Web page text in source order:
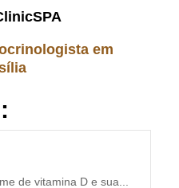
em
de vitamina D e sua...